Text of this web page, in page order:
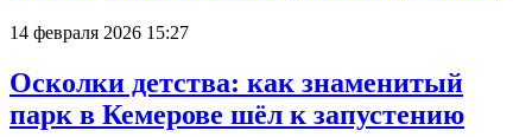
14 февраля 2026 15:27
Осколки детства: как знаменитый
парк в Кемерове шёл к запустению